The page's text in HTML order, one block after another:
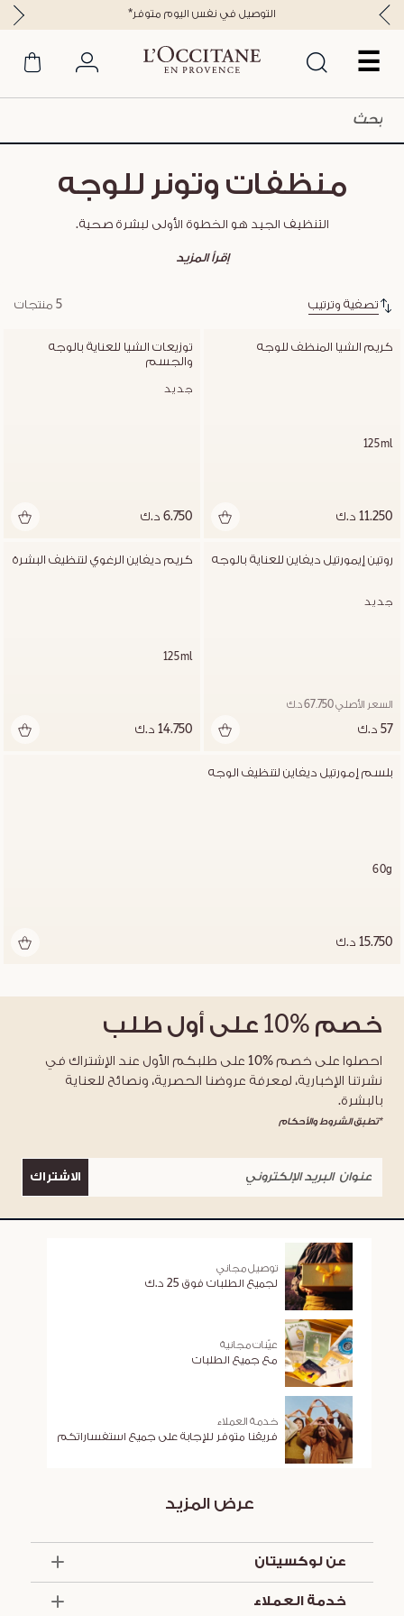
☰
*التوصيل في نفس اليوم متوفر
منظفات وتونر للوجه
التنظيف الجيد هو الخطوة الأولى لبشرة صحية.
إقرأ المزيد
تصفية وترتيب 5 منتجات
كريم الشيا المنظف للوجه
125ml
11.250 د.ك
والجسم
جديد
6.750 د.ك
روتين إيمورتيل ديفاين للعناية بالوجه
جديد
57 د.ك
السعر الأصلي 67.750 د.ك
كريم ديفاين الرغوي لتنظيف البشرة
125ml
14.750 د.ك
بلسم إمورتيل ديفاين لتنظيف الوجه
60g
15.750 د.ك
خصم %10 على أول طلب
احصلوا على خصم %10 على طلبكم الأول عند الإشتراك في
نشرتنا الإخبارية، لمعرفة عروضنا الحصرية، ونصائح للعناية
بالبشرة.
*تطبق الشروط والأحكام
الاشتراك
توصيل مجاني
لجميع الطلبات فوق 25 د.ك
عيّنات مجانية
مع جميع الطلبات
خدمة العملاء
فريقنا متوفر للإجابة على جميع استفساراتكم
عرض المزيد
عن لوكسيتان
خدمة العملاء